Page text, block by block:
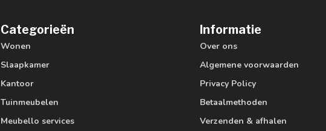
Categorieën
Wonen
Slaapkamer
Kantoor
Tuinmeubelen
Meubello services
Informatie
Over ons
Algemene voorwaarden
Privacy Policy
Betaalmethoden
Verzenden & afhalen